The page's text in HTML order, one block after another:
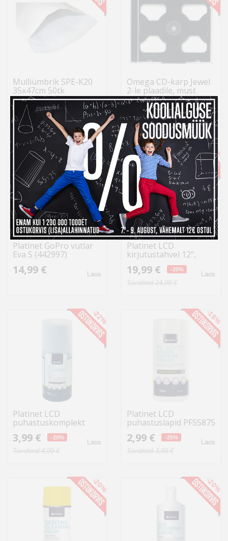
Mulliümbrik SPE-K20
35x47cm 50tk
34,99 € Laos
Omega CD-karp Jewel
2-le plaadile, must
0,99 € Laos
Platinet GoPro vutlar
Eva S (442997)
14,99 € Laos
-22%
Platinet LCD
kirjutustahvel 12",
must (44777)
19,99 € -20%
Tavahind 24,99 €
Laos
-20%
Platinet LCD
puhastuskomplekt
PFS6250
3,99 € -20%
Tavahind 4,99 €
Laos
-22%
Platinet LCD
puhastuslapid PFS5875
100tk
2,99 € -25%
Tavahind 3,99 €
Laos
-18%
-20% -20%